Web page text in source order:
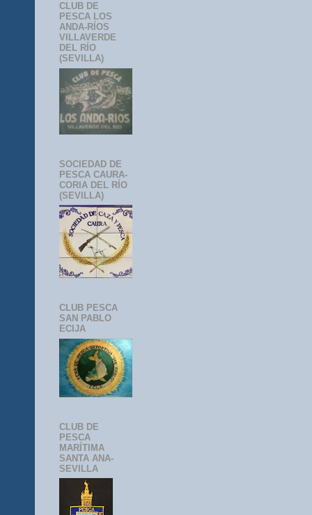
CLUB DE
PESCA LOS
ANDA-RÍOS
VILLAVERDE
DEL RÍO
(SEVILLA)
SOCIEDAD DE
PESCA CAURA-
CORIA DEL RÍO
(SEVILLA)
CLUB PESCA
SAN PABLO
ECIJA
CLUB DE
PESCA
MARÍTIMA
SANTA ANA-
SEVILLA